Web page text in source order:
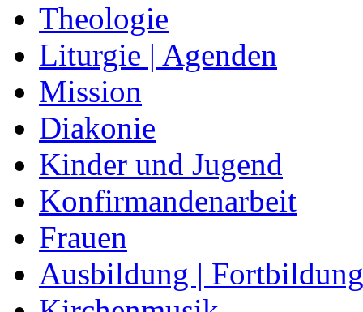
Theologie
Liturgie | Agenden
Mission
Diakonie
Kinder und Jugend
Konfirmandenarbeit
Frauen
Ausbildung | Fortbildung